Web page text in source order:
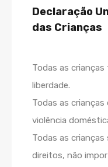
Declaração
das Crianças
Todas as
liberdade.
Todas as
violência domés
Todas as
direitos, não